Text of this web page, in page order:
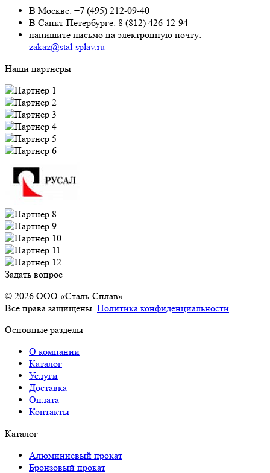
В Москве: +7 (495) 212-09-40
В Санкт-Петербурге: 8 (812) 426-12-94
напишите письмо на электронную почту:
zakaz@stal-splav.ru
Наши партнеры
Задать вопрос
© 2026 OOO «Сталь-Сплав»
Все права защищены. Политика конфиденциальности
Основные разделы
О компании
Каталог
Услуги
Доставка
Оплата
Контакты
Каталог
Алюминиевый прокат
Бронзовый прокат